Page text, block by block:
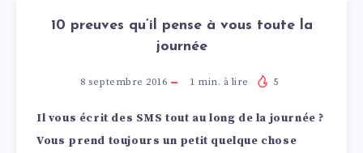
10 preuves qu’il pense à vous toute la
journée
8 septembre 2016 1 min. à lire 5
Il vous écrit des SMS tout au long de la journée ?
Vous prend toujours un petit quelque chose